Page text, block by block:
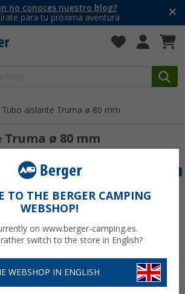
no conoces nuestro blog?
para tu próxima aventura
Tubo aislante Truma ø 80 mm
ø 80 mm
TO THE BERGER CAMPING
WEBSHOP!
on www.berger-camping.es.
switch to the store in English?
WEBSHOP IN ENGLISH